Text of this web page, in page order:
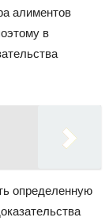
алиментов
в
определенную